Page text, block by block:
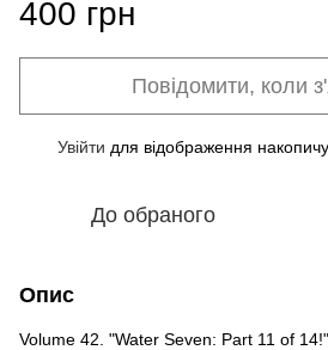
400 грн
Повідомити, коли
Увійти для відображення
До обраного
Опис
Volume 42. "Water Seven: Part 11 of